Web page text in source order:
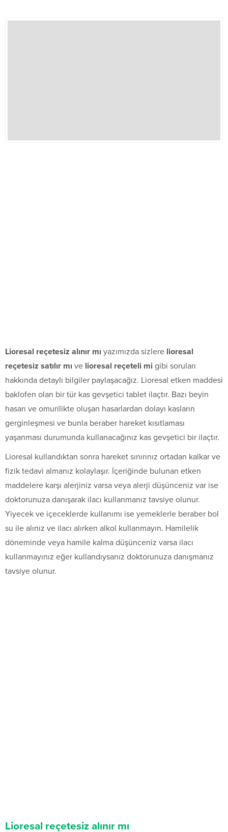
Lioresal reçetesiz alınır mı yazımızda sizlere lioresal
reçetesiz satılır mı ve lioresal reçeteli mi gibi soruları
hakkında detaylı bilgiler paylaşacağız. Lioresal etken maddesi
baklofen olan bir tür kas gevşetici tablet ilaçtır. Bazı beyin
hasarı ve omurilikte oluşan hasarlardan dolayı kasların
gerginleşmesi ve bunla beraber hareket kısıtlaması
yaşanması durumunda kullanacağınız kas gevşetici bir ilaçtır.
Lioresal kullandıktan sonra hareket sınırınız ortadan kalkar ve
fizik tedavi almanız kolaylaşır. İçeriğinde bulunan etken
maddelere karşı alerjiniz varsa veya alerji düşünceniz var ise
doktorunuza danışarak ilacı kullanmanız tavsiye olunur.
Yiyecek ve içeceklerde kullanımı ise yemeklerle beraber bol
su ile alınız ve ilacı alırken alkol kullanmayın. Hamilelik
döneminde veya hamile kalma düşünceniz varsa ilacı
kullanmayınız eğer kullandıysanız doktorunuza danışmanız
tavsiye olunur.
Lioresal reçetesiz alınır mı